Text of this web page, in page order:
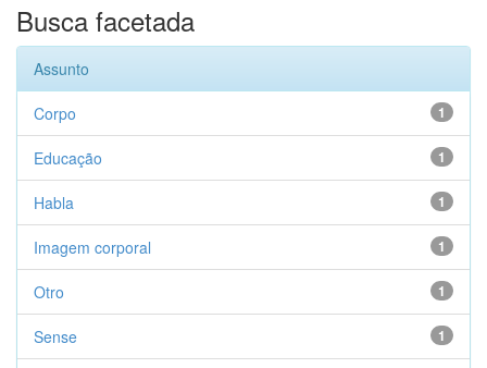
Busca facetada
Assunto
1
Corpo
1
Educação
1
Habla
1
Imagem corporal
1
Otro
1
Sense